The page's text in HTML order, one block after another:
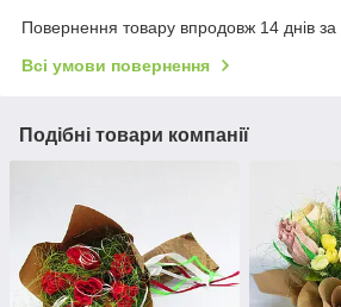
Повернення товару впродовж 14 днів
Всі умови повернення
Подібні товари компанії